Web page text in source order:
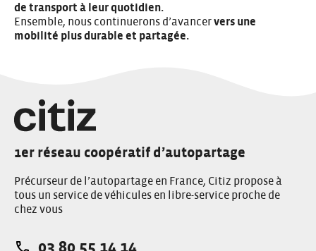
de transport à leur quotidien.
Ensemble, nous continuerons d’avancervers une
mobilité plus durable et partagée.
1er réseau coopératif d’autopartage
Précurseur de l’autopartage en France, Citiz propose à
tous un service de véhicules en libre-service proche de
chez vous
03 80 55 14 14